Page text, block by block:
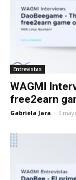
Entrevistas
WAGMI
free2earn
Gabriela Jara - 6